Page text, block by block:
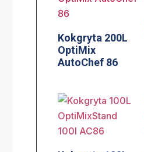
Kokgryta 200L
OptiMix
AutoChef 86